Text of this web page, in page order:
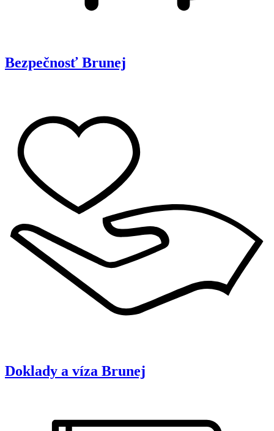
Bezpečnosť Brunej
Doklady a víza Brunej